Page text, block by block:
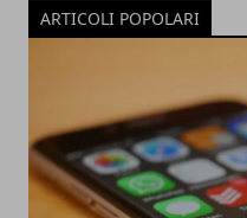
ARTICOLI POPOLARI